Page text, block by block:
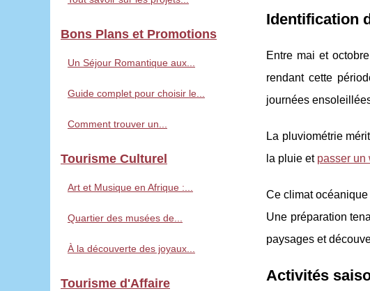
Identification
Entre mai et
rendant cette
journées
La pluviométrie
la pluie et passer un
Ce climat
Une préparation
paysages et
Activités
Bons Plans et Promotions
Un Séjour Romantique aux...
Guide complet pour choisir le...
Comment trouver un...
Tourisme Culturel
Art et Musique en Afrique :...
Quartier des musées de...
À la découverte des joyaux...
Tourisme d'Affaire